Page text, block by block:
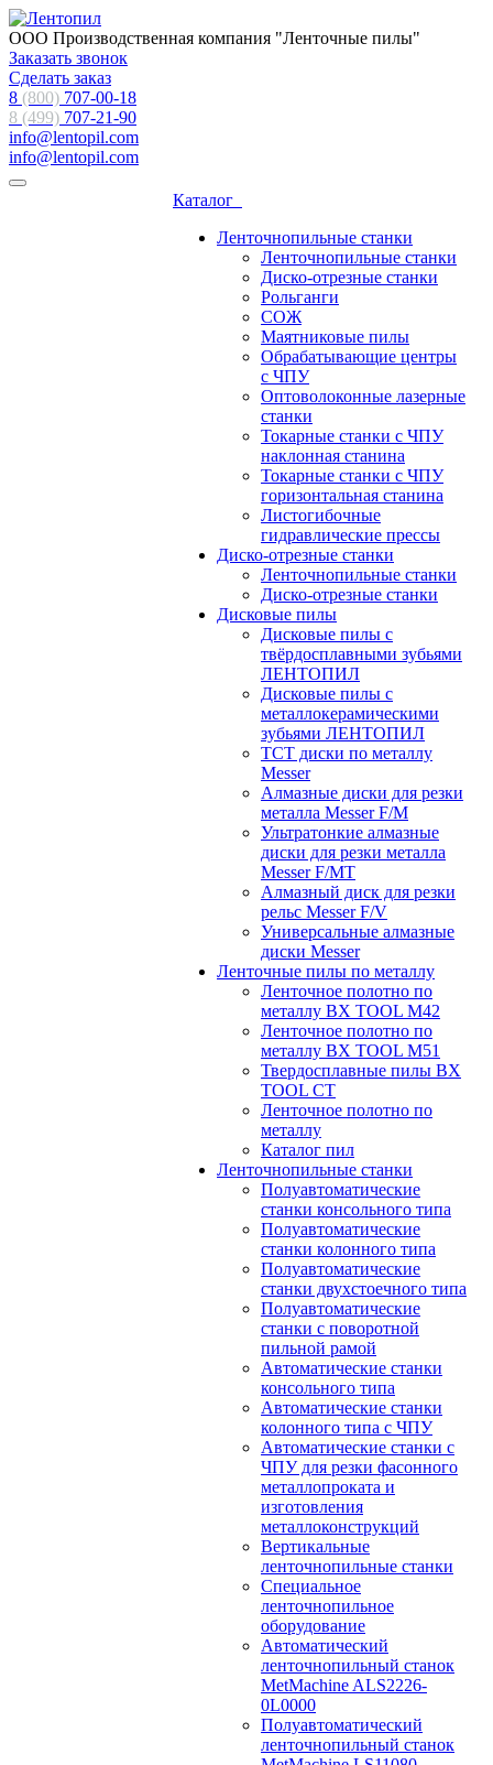
ООО Производственная компания "Ленточные пилы"
Заказать звонок
Сделать заказ
8 (800) 707-00-18
8 (499) 707-21-90
info@lentopil.com
info@lentopil.com
Каталог
Ленточнопильные станки
Ленточнопильные станки
Диско-отрезные станки
Рольганги
СОЖ
Маятниковые пилы
Обрабатывающие центры
с ЧПУ
Оптоволоконные лазерные
станки
Токарные станки с ЧПУ
наклонная станина
Токарные станки с ЧПУ
горизонтальная станина
Листогибочные
гидравлические прессы
Диско-отрезные станки
Ленточнопильные станки
Диско-отрезные станки
Дисковые пилы
Дисковые пилы с
твёрдосплавными зубьями
ЛЕНТОПИЛ
Дисковые пилы с
металлокерамическими
зубьями ЛЕНТОПИЛ
ТСТ диски по металлу
Messer
Алмазные диски для резки
металла Messer F/M
Ультратонкие алмазные
диски для резки металла
Messer F/MT
Алмазный диск для резки
рельс Messer F/V
Универсальные алмазные
диски Messer
Ленточные пилы по металлу
Ленточное полотно по
металлу BX TOOL M42
Ленточное полотно по
металлу BX TOOL M51
Твердосплавные пилы BX
TOOL CT
Ленточное полотно по
металлу
Каталог пил
Ленточнопильные станки
Полуавтоматические
станки консольного типа
Полуавтоматические
станки колонного типа
Полуавтоматические
станки двухстоечного типа
Полуавтоматические
станки с поворотной
пильной рамой
Автоматические станки
консольного типа
Автоматические станки
колонного типа с ЧПУ
Автоматические станки с
ЧПУ для резки фасонного
металлопроката и
изготовления
металлоконструкций
Вертикальные
ленточнопильные станки
Специальное
ленточнопильное
оборудование
Автоматический
ленточнопильный станок
MetMachine ALS2226-
0L0000
Полуавтоматический
ленточнопильный станок